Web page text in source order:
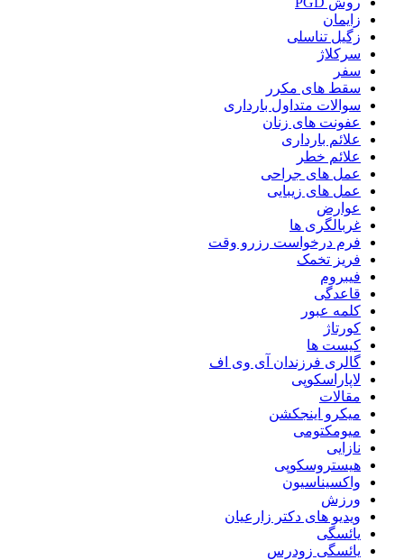
زایمان
زگیل تناسلی
سرکلاژ
سفر
سقط های مکرر
سوالات متداول بارداری
عفونت های زنان
علائم بارداری
علائم خطر
عمل های جراحی
عمل های زیبایی
عوارض
غربالگری ها
فرم درخواست رزرو وقت
فریز تخمک
فیبروم
قاعدگی
کلمه عبور
کورتاژ
کیست ها
گالری فرزندان آی وی اف
لاپاراسکوپی
مقالات
میکرو اینجکشن
میومکتومی
نازایی
هیستروسکوپی
واکسیناسیون
ورزش
ویدیو های دکتر زارعیان
یائسگی
یائسگی زودرس